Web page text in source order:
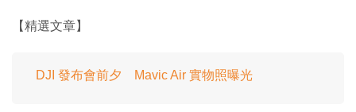
【精選文章】
DJI 發布會前夕 Mavic Air 實物照曝光